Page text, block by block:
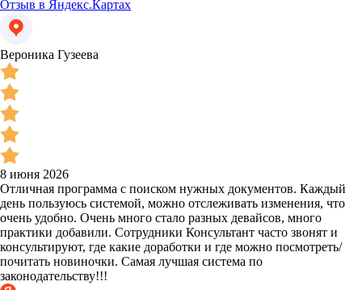
Отзыв в Яндекс.Картах
Вероника Гузеева
8 июня 2026
Отличная программа с поиском нужных документов. Каждый
день пользуюсь системой, можно отслеживать изменения, что
очень удобно. Очень много стало разных девайсов, много
практики добавили. Сотрудники Консультант часто звонят и
консультируют, где какие доработки и где можно посмотреть/
почитать новиночки. Самая лучшая система по
законодательству!!!